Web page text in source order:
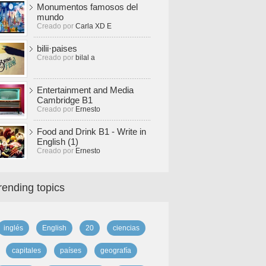
Monumentos famosos del
mundo
Creado por Carla XD E
bilii·paises
Creado por bilal a
Entertainment and Media
Cambridge B1
Creado por Ernesto
Food and Drink B1 - Write in
English (1)
Creado por Ernesto
topics
inglés English 20 ciencias
capitales países geografía